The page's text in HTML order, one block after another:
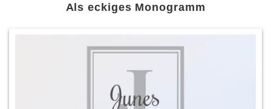
Als eckiges Monogramm